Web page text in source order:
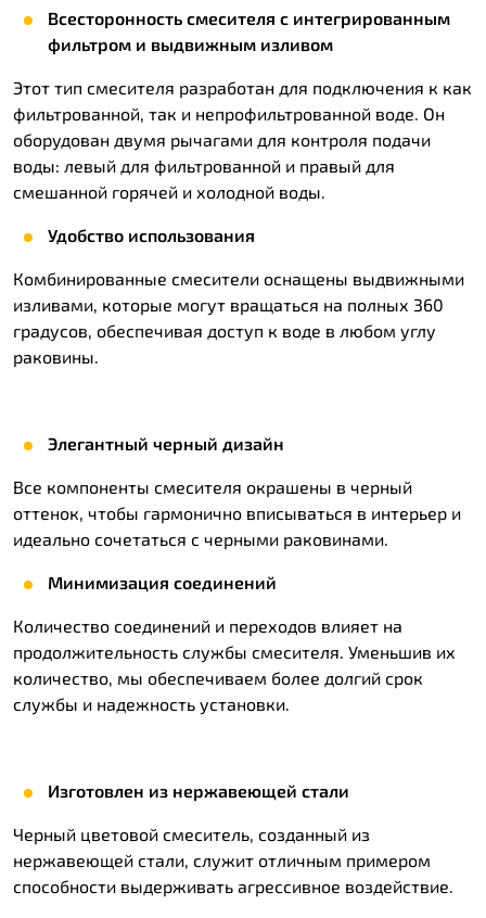
Всесторонность смесителя с интегрированным
фильтром и выдвижным изливом
Этот тип смесителя разработан для подключения к как
фильтрованной, так и непрофильтрованной воде. Он
оборудован двумя рычагами для контроля подачи
воды: левый для фильтрованной и правый для
смешанной горячей и холодной воды.
Удобство использования
Комбинированные смесители оснащены выдвижными
изливами, которые могут вращаться на полных 360
градусов, обеспечивая доступ к воде в любом углу
раковины.
Элегантный черный дизайн
Все компоненты смесителя окрашены в черный
оттенок, чтобы гармонично вписываться в интерьер и
идеально сочетаться с черными раковинами.
Минимизация соединений
Количество соединений и переходов влияет на
продолжительность службы смесителя. Уменьшив их
количество, мы обеспечиваем более долгий срок
службы и надежность установки.
Изготовлен из нержавеющей стали
Черный цветовой смеситель, созданный из
нержавеющей стали, служит отличным примером
способности выдерживать агрессивное воздействие.